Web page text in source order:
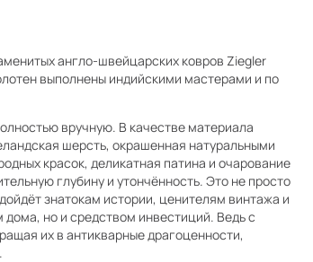
англо-швейцарских ковров Ziegler
выполнены индийскими мастерами и по
вручную. В качестве материала
шерсть, окрашенная натуральными
красок, деликатная патина и очарование
глубину и утончённость. Это не просто
знатокам истории, ценителям винтажа и
дома, но и средством инвестиций. Ведь с
их в антикварные драгоценности,